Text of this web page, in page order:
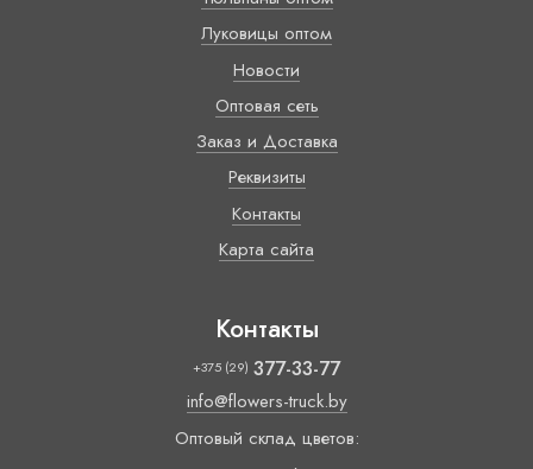
Луковицы оптом
Новости
Оптовая сеть
Заказ и Доставка
Реквизиты
Контакты
Карта сайта
Контакты
+375 (29) 377-33-77
info@flowers-truck.by
Оптовый склад цветов: